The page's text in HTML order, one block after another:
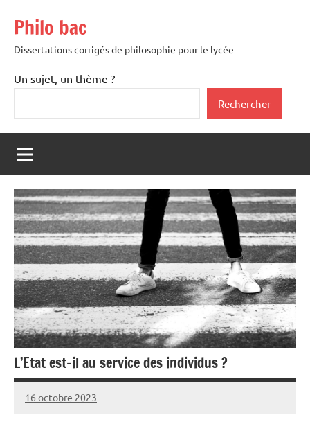
contenu
Philo bac
Dissertations corrigés de philosophie pour le lycée
Un sujet, un thème ?
Rechercher
L’Etat est-il au service des individus ?
16 octobre 2023
Pierre
Aucun